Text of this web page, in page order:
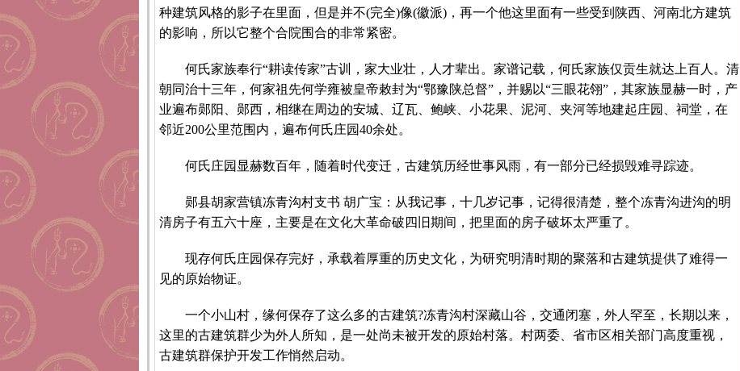
种建筑风格的影子在里面，但是并不(完全)像(徽派)，再一个他这里面有一些受到陕西、河南北方建筑
的影响，所以它整个合院围合的非常紧密。
何氏家族奉行“耕读传家”古训，家大业壮，人才辈出。家谱记载，何氏家族仅贡生就达上百人。清
朝同治十三年，何家祖先何学雍被皇帝敕封为“鄂豫陕总督”，并赐以“三眼花翎”，其家族显赫一时，产
业遍布郧阳、郧西，相继在周边的安城、辽瓦、鲍峡、小花果、泥河、夹河等地建起庄园、祠堂，在
邻近200公里范围内，遍布何氏庄园40余处。
何氏庄园显赫数百年，随着时代变迁，古建筑历经世事风雨，有一部分已经损毁难寻踪迹。
郧县胡家营镇冻青沟村支书 胡广宝：从我记事，十几岁记事，记得很清楚，整个冻青沟进沟的明
清房子有五六十座，主要是在文化大革命破四旧期间，把里面的房子破坏太严重了。
现存何氏庄园保存完好，承载着厚重的历史文化，为研究明清时期的聚落和古建筑提供了难得一
见的原始物证。
一个小山村，缘何保存了这么多的古建筑?冻青沟村深藏山谷，交通闭塞，外人罕至，长期以来，
这里的古建筑群少为外人所知，是一处尚未被开发的原始村落。村两委、省市区相关部门高度重视，
古建筑群保护开发工作悄然启动。